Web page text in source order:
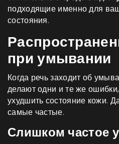
подходящие именно для
состояния.
при умывании
Когда речь заходит об
делают одни и те же
ухудшить состояние кожи.
самые частые.
Слишком частое